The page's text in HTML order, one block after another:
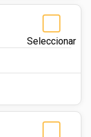
Seleccionar